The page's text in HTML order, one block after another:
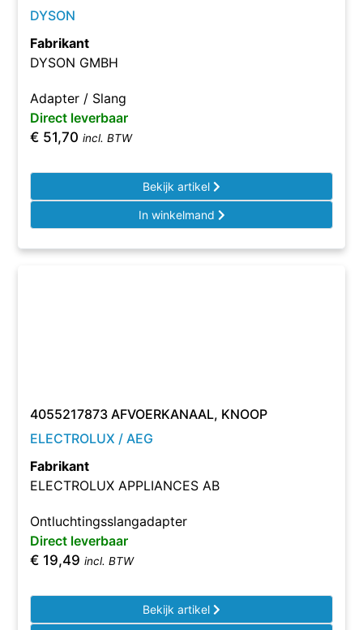
DYSON
Fabrikant
DYSON GMBH
Adapter / Slang
Direct leverbaar
€ 51,70 incl. BTW
Bekijk artikel
In winkelmand
4055217873 AFVOERKANAAL, KNOOP
ELECTROLUX / AEG
Fabrikant
ELECTROLUX APPLIANCES AB
Ontluchtingsslangadapter
Direct leverbaar
€ 19,49 incl. BTW
Bekijk artikel